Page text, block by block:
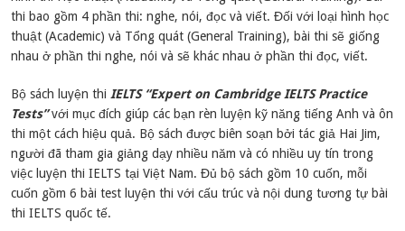
thi bao gồm 4 phần thi: nghe, nói, đọc và viết. Đối với loại hình học
thuật (Academic) và Tổng quát (General Training), bài thi sẽ giống
nhau ở phần thi nghe, nói và sẽ khác nhau ở phần thi đọc, viết.
Bộ sách luyện thiIELTS “Expert on Cambridge IELTS Practice
Tests”với mục đích giúp các bạn rèn luyện kỹ năng tiếng Anh và ôn
thi một cách hiệu quả. Bộ sách được biên soạn bởi tác giả Hai Jim,
người đã tham gia giảng dạy nhiều năm và có nhiều uy tín trong
việc luyện thi IELTS tại Việt Nam. Đủ bộ sách gồm 10 cuốn, mỗi
cuốn gồm 6 bài test luyện thi với cấu trúc và nội dung tương tự bài
thi IELTS quốc tế.